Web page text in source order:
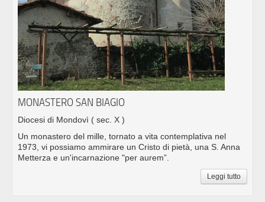
MONASTERO SAN BIAGIO
Diocesi di Mondovì ( sec. X )
Un monastero del mille, tornato a vita contemplativa nel
1973, vi possiamo ammirare un Cristo di pietà, una S. Anna
Metterza e un'incarnazione "per aurem”.
Leggi tutto